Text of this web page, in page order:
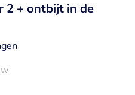
2 + ontbijt in de